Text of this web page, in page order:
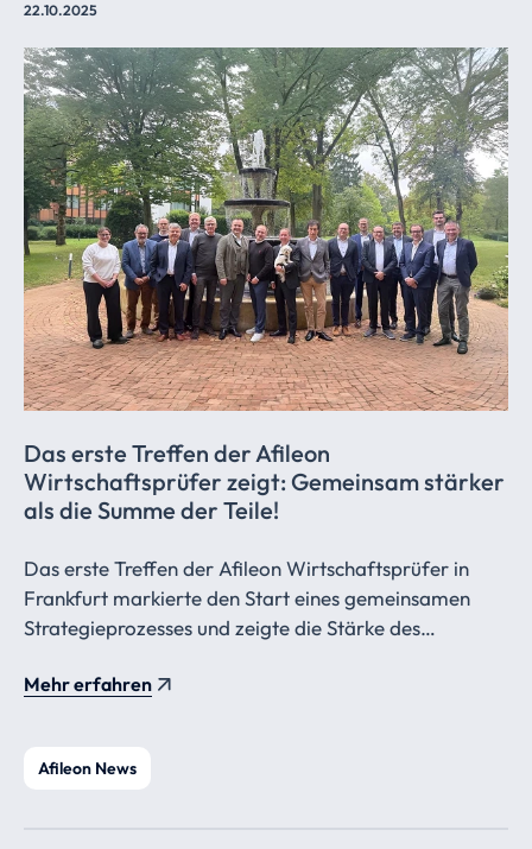
22.10.2025
Das erste Treffen der Afileon
Wirtschaftsprüfer zeigt: Gemeinsam stärker
als die Summe der Teile!
Das erste Treffen der Afileon Wirtschaftsprüfer in
Frankfurt markierte den Start eines gemeinsamen
Strategieprozesses und zeigte die Stärke des
Erfahrung und ein starkes Gemeinschaftsgefühl als
Mehr erfahren
Afileon News